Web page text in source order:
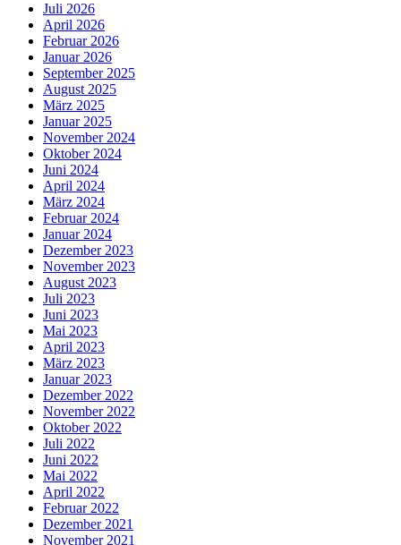
Juli 2026
April 2026
Februar 2026
Januar 2026
September 2025
August 2025
März 2025
Januar 2025
November 2024
Oktober 2024
Juni 2024
April 2024
März 2024
Februar 2024
Januar 2024
Dezember 2023
November 2023
August 2023
Juli 2023
Juni 2023
Mai 2023
April 2023
März 2023
Januar 2023
Dezember 2022
November 2022
Oktober 2022
Juli 2022
Juni 2022
Mai 2022
April 2022
Februar 2022
Dezember 2021
November 2021